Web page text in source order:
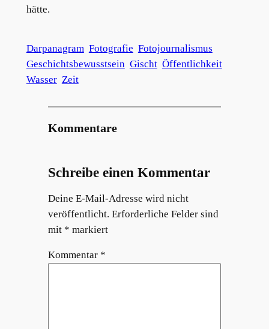
hätte.
Darpanagram Fotografie Fotojournalismus
Geschichtsbewusstsein Gischt Öffentlichkeit
Wasser Zeit
Kommentare
Schreibe einen Kommentar
Deine E-Mail-Adresse wird nicht
veröffentlicht. Erforderliche Felder sind
mit * markiert
Kommentar *